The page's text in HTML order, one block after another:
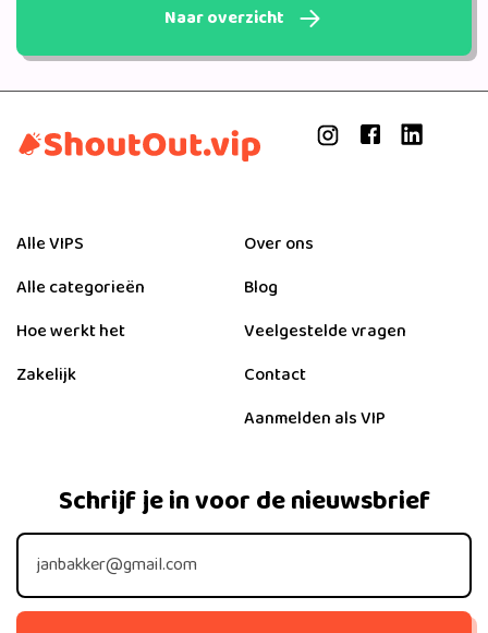
Naar overzicht
Alle VIPS
Alle categorieën
Hoe werkt het
Zakelijk
Over ons
Blog
Veelgestelde vragen
Contact
Aanmelden als VIP
Schrijf je in voor de nieuwsbrief